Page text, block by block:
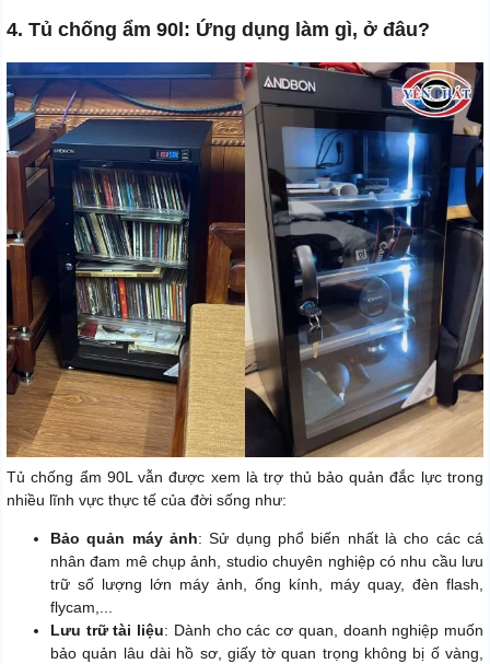
4. Tủ chống ẩm 90l: Ứng dụng làm gì, ở đâu?
Tủ chống ẩm 90L vẫn được xem là trợ thủ bảo quản đắc lực trong
nhiều lĩnh vực thực tế của đời sống như:
Bảo quản máy ảnh: Sử dụng phổ biến nhất là cho các cá
nhân đam mê chụp ảnh, studio chuyên nghiệp có nhu cầu lưu
trữ số lượng lớn máy ảnh, ống kính, máy quay, đèn flash,
flycam,...
Lưu trữ tài liệu: Dành cho các cơ quan, doanh nghiệp muốn
bảo quản lâu dài hồ sơ, giấy tờ quan trọng không bị ố vàng,